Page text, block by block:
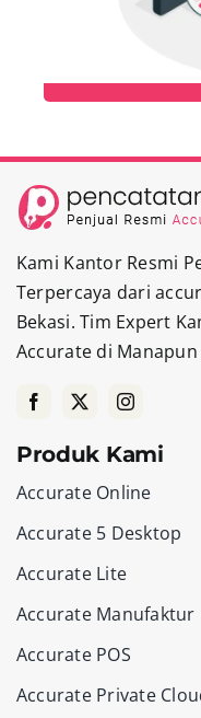
Kami Kantor Resmi
Terpercaya dari
Bekasi. Tim Expert
Accurate di
Produk Kami
Accurate Online
Accurate 5 Desktop
Accurate Lite
Accurate Manufaktur
Accurate POS
Accurate Private